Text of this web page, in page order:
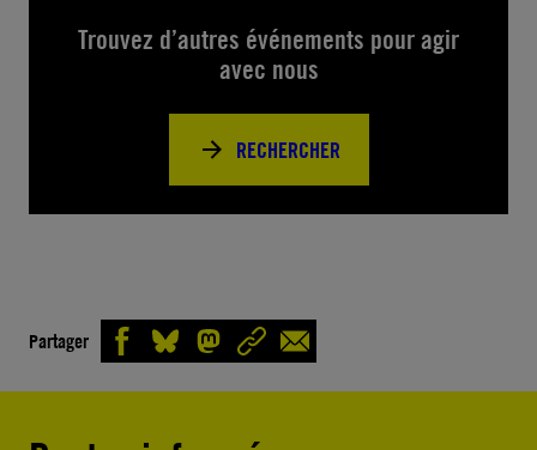
Trouvez d’autres événements pour agir
avec nous
RECHERCHER
Partager